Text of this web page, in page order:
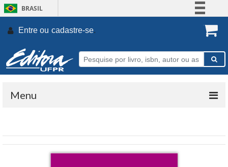
BRASIL
Participe
Entre ou cadastre-se.
Menu